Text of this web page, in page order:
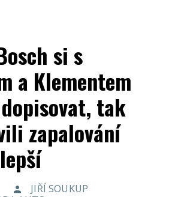
si s
a Klementem
tak
zapalování
JIŘÍ SOUKUP